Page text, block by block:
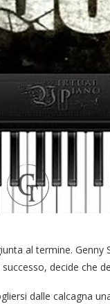
al termine.
decide che
dalle calcagna